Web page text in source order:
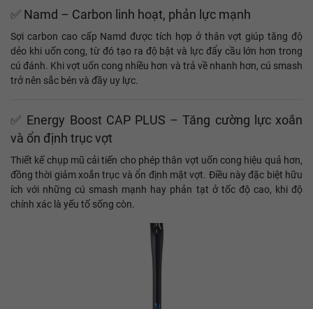
✅ Namd – Carbon linh hoạt, phản lực mạnh
Sợi carbon cao cấp Namd được tích hợp ở thân vợt giúp tăng độ
dẻo khi uốn cong, từ đó tạo ra độ bật và lực đẩy cầu lớn hơn trong
cú đánh. Khi vợt uốn cong nhiều hơn và trả về nhanh hơn, cú smash
trở nên sắc bén và đầy uy lực.
✅ Energy Boost CAP PLUS – Tăng cường lực xoắn
và ổn định trục vợt
Thiết kế chụp mũ cải tiến cho phép thân vợt uốn cong hiệu quả hơn,
đồng thời giảm xoắn trục và ổn định mặt vợt. Điều này đặc biệt hữu
ích với những cú smash mạnh hay phản tạt ở tốc độ cao, khi độ
chính xác là yếu tố sống còn.